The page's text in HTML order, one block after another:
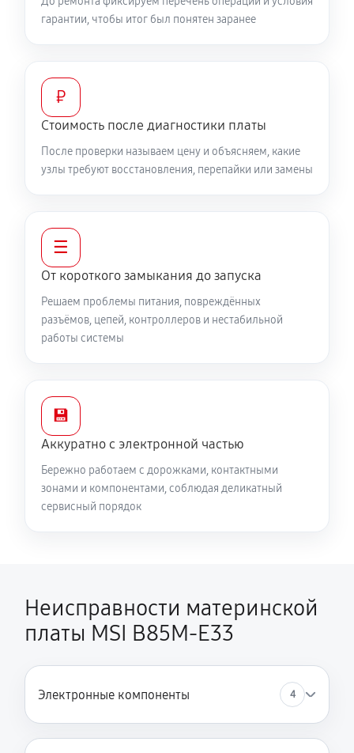
гарантии, чтобы итог был понятен заранее
₽
Стоимость после диагностики платы
После проверки называем цену и объясняем, какие
узлы требуют восстановления, перепайки или замены
☰
От короткого замыкания до запуска
Решаем проблемы питания, повреждённых
разъёмов, цепей, контроллеров и нестабильной
работы системы
💾
Аккуратно с электронной частью
Бережно работаем с дорожками, контактными
зонами и компонентами, соблюдая деликатный
сервисный порядок
Неисправности материнской
платы MSI B85M-E33
Электронные компоненты 4